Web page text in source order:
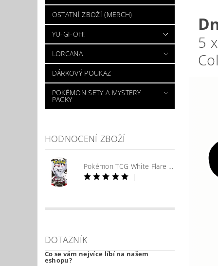
OSTATNÍ ZBOŽÍ (MERCH)
YU-GI-OH!
LORCANA
DÁRKOVÝ POUKAZ
POKÉMON SETY A MYSTERY
PACKY
HODNOCENÍ ZBOŽÍ
Pokémon TCG White Flare Booster
|
DOTAZNÍK
Co se vám nejvíce líbí na našem
eshopu?
5